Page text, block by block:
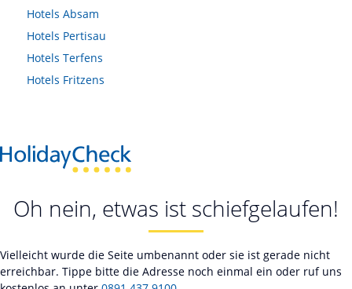
Hotels Absam
Hotels Pertisau
Hotels Terfens
Hotels Fritzens
Oh nein, etwas ist schiefgelaufen!
Vielleicht wurde die Seite umbenannt oder sie ist gerade nicht
erreichbar. Tippe bitte die Adresse noch einmal ein oder ruf uns